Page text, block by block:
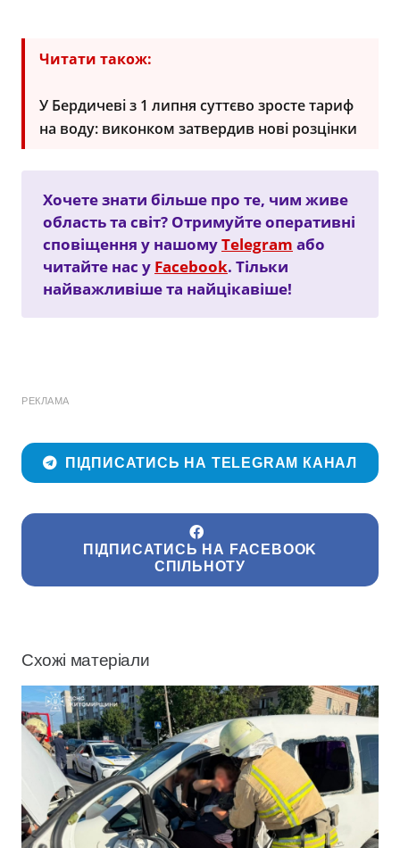
Читати також:
У Бердичеві з 1 липня суттєво зросте тариф
на воду: виконком затвердив нові розцінки
Хочете знати більше про те, чим живе
область та світ? Отримуйте оперативні
сповіщення у нашомуTelegram або
читайте нас у Facebook. Тільки
найважливіше та найцікавіше!
РЕКЛАМА
ПІДПИСАТИСЬ НА TELEGRAM КАНАЛ
ПІДПИСАТИСЬ НА FACEBOOK
СПІЛЬНОТУ
Схожі матеріали